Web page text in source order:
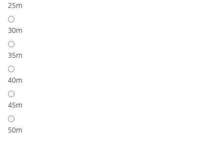
25m
30m
35m
40m
45m
50m